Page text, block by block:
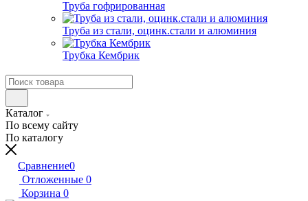
Труба гофрированная
Труба из стали, оцинк.стали и алюминия
Трубка Кембрик
Каталог
По всему сайту
По каталогу
Сравнение0
Отложенные 0
Корзина 0